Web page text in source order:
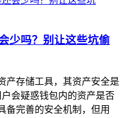
少吗？别让这些坑偷
产存储工具，其资产安全是
会疑惑钱包内的资产是否
备完善的安全机制，但用